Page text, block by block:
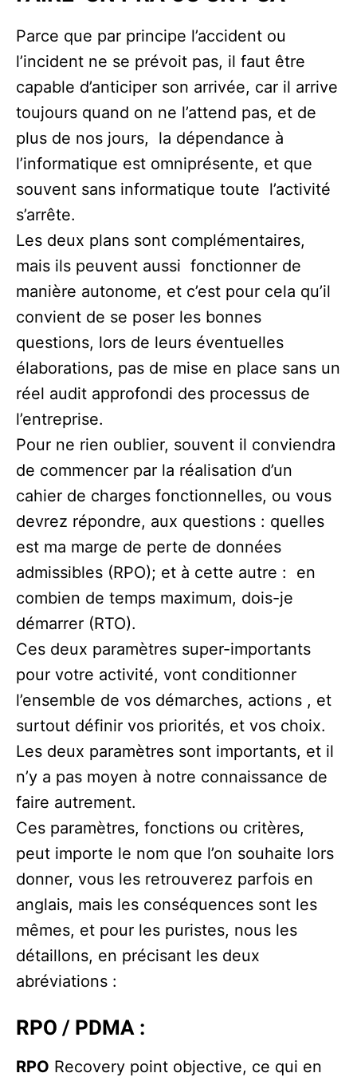
Parce que par principe l’accident ou
l’incident ne se prévoit pas, il faut être
capable d’anticiper son arrivée, car il arrive
toujours quand on ne l’attend pas, et de
plus de nos jours, la dépendance à
l’informatique est omniprésente, et que
souvent sans informatique toute l’activité
s’arrête.
Les deux plans sont complémentaires,
mais ils peuvent aussi fonctionner de
manière autonome, et c’est pour cela qu’il
convient de se poser les bonnes
questions, lors de leurs éventuelles
élaborations, pas de mise en place sans un
réel audit approfondi des processus de
l’entreprise.
Pour ne rien oublier, souvent il conviendra
de commencer par la réalisation d’un
cahier de charges fonctionnelles, ou vous
devrez répondre, aux questions : quelles
est ma marge de perte de données
admissibles (RPO); et à cette autre : en
combien de temps maximum, dois-je
démarrer (RTO).
Ces deux paramètres super-importants
pour votre activité, vont conditionner
l’ensemble de vos démarches, actions , et
surtout définir vos priorités, et vos choix.
Les deux paramètres sont importants, et il
n’y a pas moyen à notre connaissance de
faire autrement.
Ces paramètres, fonctions ou critères,
peut importe le nom que l’on souhaite lors
donner, vous les retrouverez parfois en
anglais, mais les conséquences sont les
mêmes, et pour les puristes, nous les
détaillons, en précisant les deux
abréviations :
RPO / PDMA :
RPO Recovery point objective, ce qui en